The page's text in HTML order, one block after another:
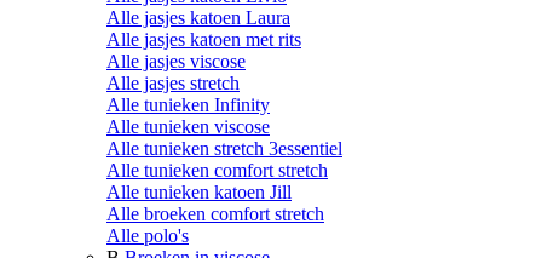
Alle jasjes katoen Laura
Alle jasjes katoen met rits
Alle jasjes viscose
Alle jasjes stretch
Alle tunieken Infinity
Alle tunieken viscose
Alle tunieken stretch 3essentiel
Alle tunieken comfort stretch
Alle tunieken katoen Jill
Alle broeken comfort stretch
Alle polo's